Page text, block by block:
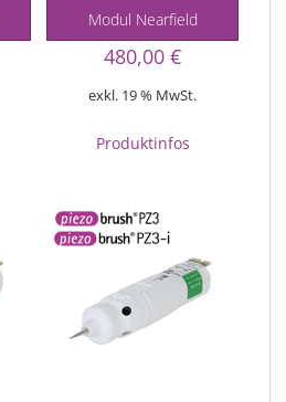
Modul Nearfield
480,00€
exkl. 19 % MwSt.
Produktinfos